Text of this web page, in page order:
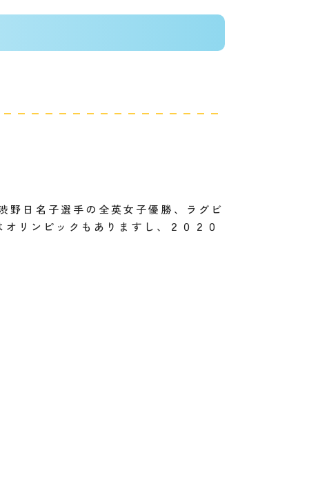
野日名子選手の全英女子優勝、ラグビ
リンピックもありますし、２０２０